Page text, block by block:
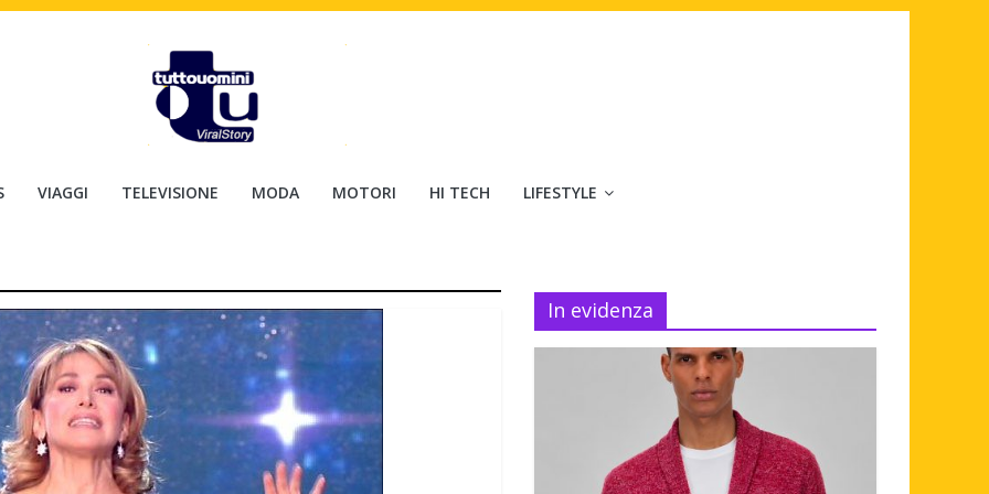
VIAGGI TELEVISIONE MODA MOTORI HI TECH LIFESTYLE
In evidenza